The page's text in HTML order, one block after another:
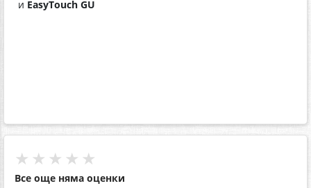
и EasyTouch GU
★★★★★
Все още няма оценки